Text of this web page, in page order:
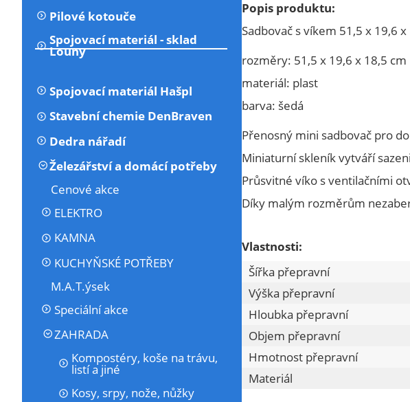
Pilové kotouče
Spojovací materiál - sklad
Louny
Spojovací materiál Hašpl
Stavební chemie DenBraven
Dedra nářadí
Železářství a domácí potřeby
Cenové akce
ELEKTRO
KAMNA
KUCHYŇSKÉ POTŘEBY
M.A.T.ýsek
Speciální akce
ZAHRADA
Kompostéry, koše na trávu,
listí a jiné
Kosy, srpy, nože, nůžky
Popis produktu:
Sadbovač s víkem 51,5 x 19,6 x
rozměry: 51,5 x 19,6 x 18,5 cm
materiál: plast
barva: šedá
Přenosný mini sadbovač pro
Miniaturní skleník vytváří
Průsvitné víko s ventilačními
Díky malým rozměrům
Vlastnosti:
Šířka přepravní
Výška přepravní
Hloubka přepravní
Objem přepravní
Hmotnost přepravní
Materiál